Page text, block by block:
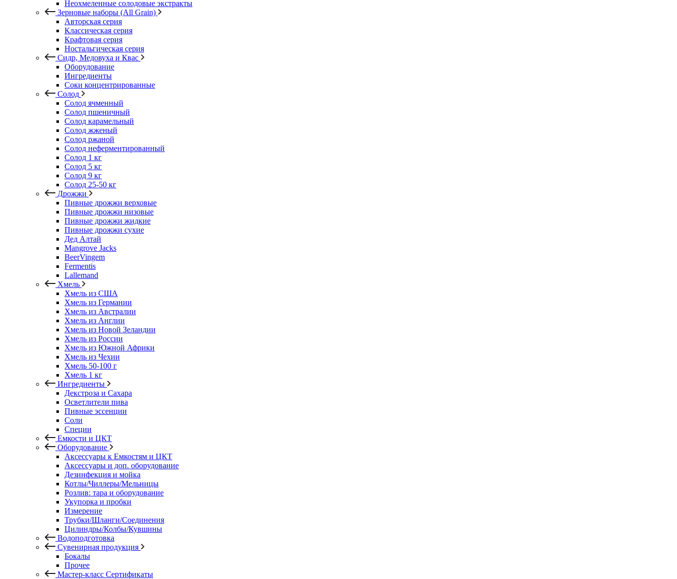
Неохмеленные солодовые экстракты
Зерновые наборы (All Grain)
Авторская серия
Классическая серия
Крафтовая серия
Ностальгическая серия
Сидр, Медовуха и Квас
Оборудование
Ингредиенты
Соки концентрированные
Солод
Солод ячменный
Солод пшеничный
Солод карамельный
Солод жженый
Солод ржаной
Солод неферментированный
Солод 1 кг
Солод 5 кг
Солод 9 кг
Солод 25-50 кг
Дрожжи
Пивные дрожжи верховые
Пивные дрожжи низовые
Пивные дрожжи жидкие
Пивные дрожжи сухие
Дед Алтай
Mangrove Jacks
BeerVingem
Fermentis
Lallemand
Хмель
Хмель из США
Хмель из Германии
Хмель из Австралии
Хмель из Англии
Хмель из Новой Зеландии
Хмель из России
Хмель из Южной Африки
Хмель из Чехии
Хмель 50-100 г
Хмель 1 кг
Ингредиенты
Декстроза и Сахара
Осветлители пива
Пивные эссенции
Соли
Специи
Емкости и ЦКТ
Оборудование
Аксессуары к Емкостям и ЦКТ
Аксессуары и доп. оборудование
Дезинфекция и мойка
Котлы/Чиллеры/Мельницы
Розлив: тара и оборудование
Укупорка и пробки
Измерение
Трубки/Шланги/Соединения
Цилиндры/Колбы/Кувшины
Водоподготовка
Сувенирная продукция
Бокалы
Прочее
Мастер-класс Сертификаты